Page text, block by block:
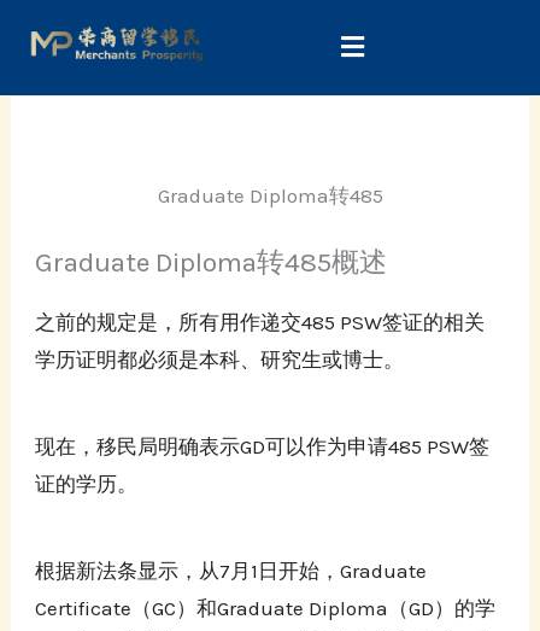
content
Graduate Diploma转485
Graduate Diploma转485概述
之前的规定是，所有用作递交485 PSW签证的相关
学历证明都必须是本科、研究生或博士。
现在，移民局明确表示GD可以作为申请485 PSW签
证的学历。
根据新法条显示，从7月1日开始，Graduate
Certificate（GC）和Graduate Diploma（GD）的学